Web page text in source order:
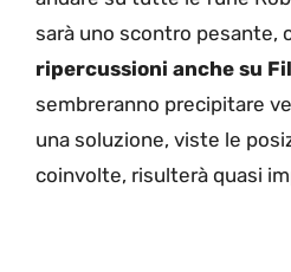
sarà uno scontro pesante,
ripercussioni anche su
sembreranno precipitare
una soluzione, viste le
coinvolte, risulterà quasi